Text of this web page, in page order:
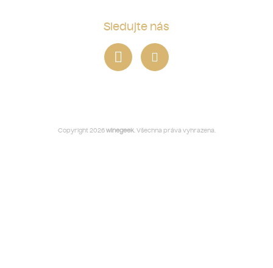
Sledujte nás
Copyright 2026winegeek. Všechna práva vyhrazena.